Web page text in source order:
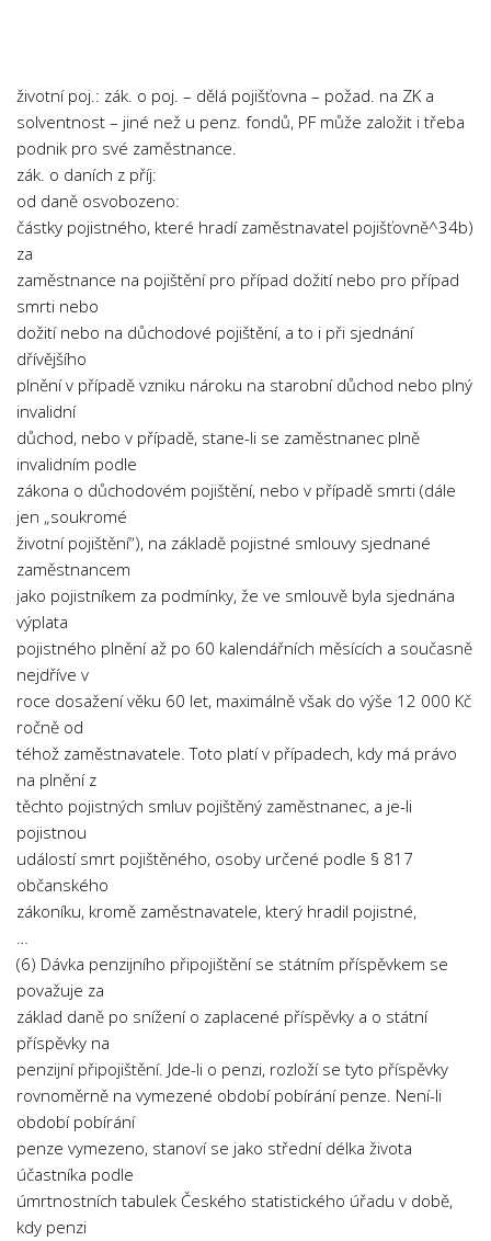
Ekologie
Ekonomie
Fyzika
Informatika
Management
Marketing
Němčina
Občanská nauka
Pedagogika
Právo
Psychologie a Sociologie
Společenské vědy
Technika
Účetnictví
Zdravotnictví
Zeměpis
Novinky
životní poj.: zák. o poj. – dělá pojišťovna – požad. na ZK a
solventnost – jiné než u penz. fondů, PF může založit i třeba
podnik pro své zaměstnance.
zák. o daních z příj:
od daně osvobozeno:
částky pojistného, které hradí zaměstnavatel pojišťovně^34b)
za
zaměstnance na pojištění pro případ dožití nebo pro případ
smrti nebo
dožití nebo na důchodové pojištění, a to i při sjednání
dřívějšího
plnění v případě vzniku nároku na starobní důchod nebo plný
invalidní
důchod, nebo v případě, stane-li se zaměstnanec plně
invalidním podle
zákona o důchodovém pojištění, nebo v případě smrti (dále
jen „soukromé
životní pojištění“), na základě pojistné smlouvy sjednané
zaměstnancem
jako pojistníkem za podmínky, že ve smlouvě byla sjednána
výplata
pojistného plnění až po 60 kalendářních měsících a současně
nejdříve v
roce dosažení věku 60 let, maximálně však do výše 12 000 Kč
ročně od
téhož zaměstnavatele. Toto platí v případech, kdy má právo
na plnění z
těchto pojistných smluv pojištěný zaměstnanec, a je-li
pojistnou
událostí smrt pojištěného, osoby určené podle § 817
občanského
zákoníku, kromě zaměstnavatele, který hradil pojistné,
…
(6) Dávka penzijního připojištění se státním příspěvkem se
považuje za
základ daně po snížení o zaplacené příspěvky a o státní
příspěvky na
penzijní připojištění. Jde-li o penzi, rozloží se tyto příspěvky
rovnoměrně na vymezené období pobírání penze. Není-li
období pobírání
penze vymezeno, stanoví se jako střední délka života
účastníka podle
úmrtnostních tabulek Českého statistického úřadu v době,
kdy penzi